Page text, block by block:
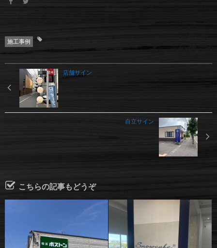
施工事例
店舗サイン
自立サイン
こちらの記事もどうぞ